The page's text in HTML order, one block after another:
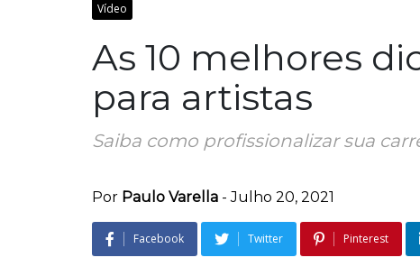
Vídeo
As 10 melhores
para artistas
Saiba como profissionalizar sua
Por Paulo Varella -Julho 20, 2021
Facebook Twitter Pinterest